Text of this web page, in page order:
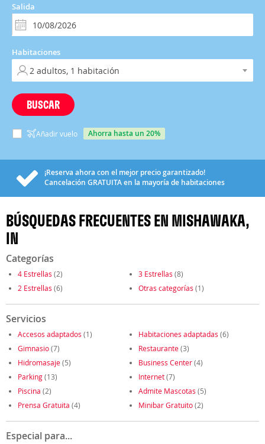
Salida
Habitaciones
BUSCAR
Añadir vuelo ahorra hasta un 20%
¡Reserva ahora con el mejor precio garantizado!
Cancelación GRATUITAen la mayoría de habitaciones
BÚSQUEDAS FRECUENTES EN MISHAWAKA,
IN
Categorías
4 Estrellas (2) 3 Estrellas (8)
2 Estrellas (6) Otras categorías (1)
Servicios
Accesos adaptados (1) Habitaciones adaptadas (6)
Gimnasio(7) Restaurante(3)
Hidromasaje(5) Business Center(4)
Parking(13) Internet(7)
Piscina (2) Admite Mascotas (5)
Prensa Gratuita (4) Minibar Gratuito(2)
Especial para...